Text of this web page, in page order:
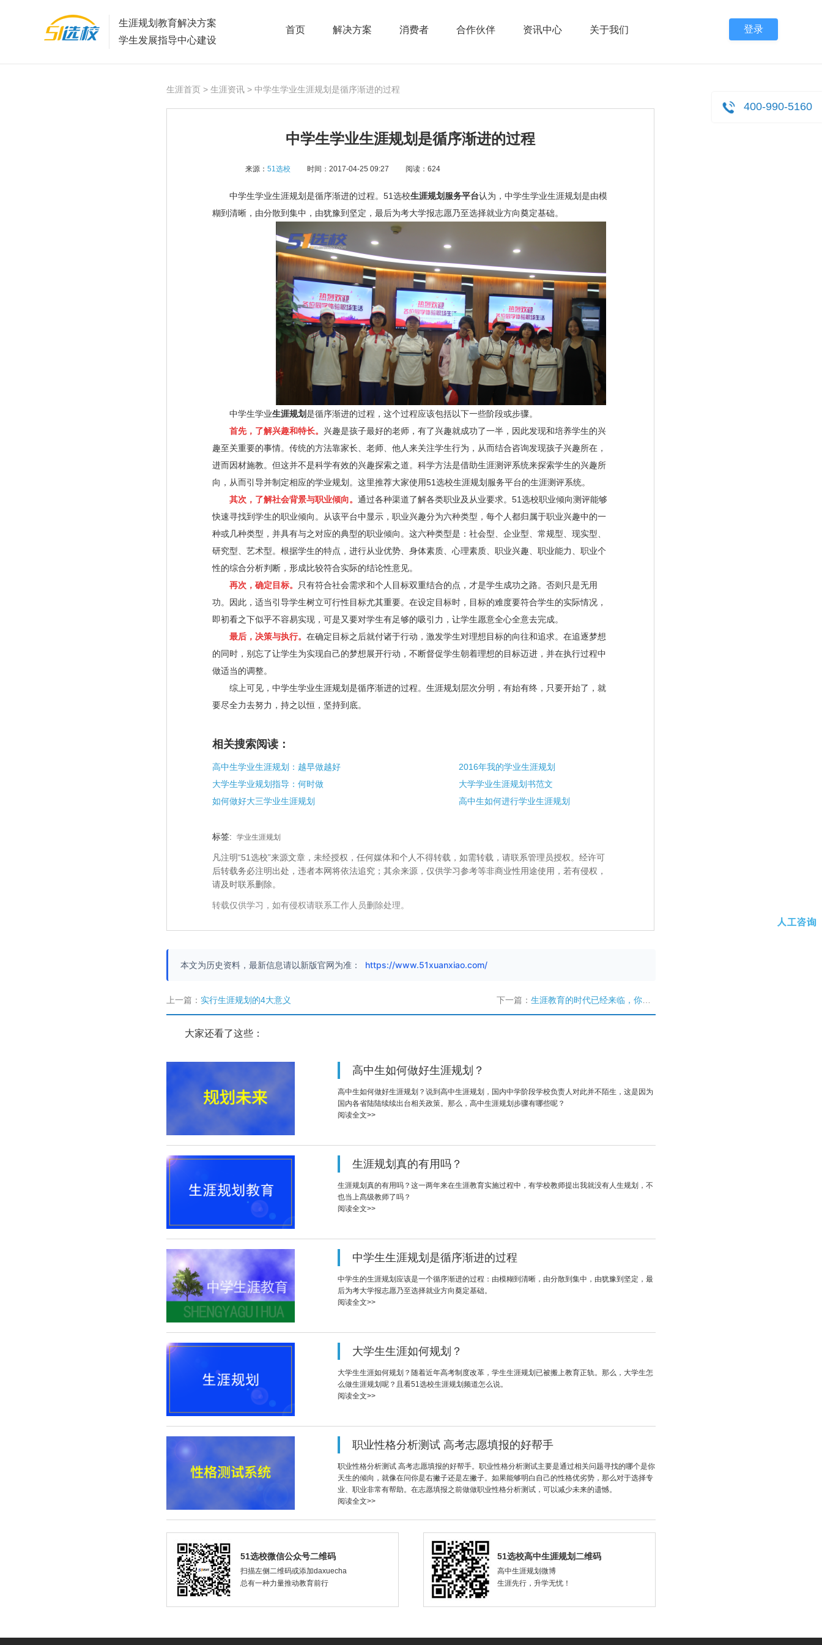
400-990-5160
生涯规划教育解决方案
学生发展指导中心建设
登录
首页 解决方案 消费者 合作伙伴 资讯中心 关于我们
生涯首页 > 生涯资讯 > 中学生学业生涯规划是循序渐进的过程
中学生学业生涯规划是循序渐进的过程
来源： 51选校 时间：2017-04-25 09:27 阅读：624
中学生学业生涯规划是循序渐进的过程。51选校生涯规划服务平台认为，中学生学业生涯规划是由模
糊到清晰，由分散到集中，由犹豫到坚定，最后为考大学报志愿乃至选择就业方向奠定基础。
中学生学业生涯规划是循序渐进的过程， 这个过程应该包括以下一些阶段或步骤。
首先，了解兴趣和特长。 兴趣是孩子最好的老师，有了兴趣就成功了一半，因此发现和培养学生的兴
趣至关重要的事情。传统的方法靠家长、老师、他人来关注学生行为，从而结合咨询发现孩子兴趣所在，
进而因材施教。但这并不是科学有效的兴趣探索之道。科学方法是借助生涯测评系统来探索学生的兴趣所
向，从而引导并制定相应的学业规划。这里推荐大家使用51选校生涯规划服务平台的生涯测评系统。
其次，了解社会背景与职业倾向。 通过各种渠道了解各类职业及从业要求。51选校职业倾向测评能够
快速寻找到学生的职业倾向。从该平台中显示， 职业兴趣分为六种类型，每个人都归属于职业兴趣中的一
种或几种类型，并具有与之对应的典型的职业倾向。这六种类型是：社会型、企业型、常规型、现实型、
研究型、艺术型。根据学生的特点，进行从业优势、身体素质、心理素质、职业兴趣、职业能力、职业个
性的综合分析判断，形成比较符合实际的结论性意见。
再次，确定目标。
只有符合社会需求和个人目标双重结合的点，才是学生成功之路。否则只是无用
功。因此，适当引导学生树立可行性目标尤其重要。在设定目标时，目标的难度要符合学生的实际情况，
即初看之下似乎不容易实现，可是又要对学生有足够的吸引力，让学生愿意全心全意去完成。
最后，决策与执行。 在确定目标之后就付诸于行动，激发学生对理想目标的向往和追求。在追逐梦想
的同时，别忘了让学生为实现自己的梦想展开行动，不断督促学生朝着理想的目标迈进，并在执行过程中
做适当的调整。
综上可见，中学生学业生涯规划是循序渐进的过程。生涯规划层次分明，有始有终，只要开始了，就
要尽全力去努力，持之以恒，坚持到底。
相关搜索阅读：
高中生学业生涯规划：越早做越好
2016年我的学业生涯规划
大学生学业规划指导：何时做
大学学业生涯规划书范文
如何做好大三学业生涯规划
高中生如何进行学业生涯规划
标签: 学业生涯规划
凡注明“51选校”来源文章，未经授权，任何媒体和个人不得转载，如需转载，请联系管理员授权。经许可
后转载务必注明出处，违者本网将依法追究；其余来源，仅供学习参考等非商业性用途使用，若有侵权，
请及时联系删除。
转载仅供学习，如有侵权请联系工作人员删除处理。
本文为历史资料，最新信息请以新版官网为准： https://www.51xuanxiao.com/
上一篇： 实行生涯规划的4大意义 下一篇： 生涯教育的时代已经来临，你准备好了吗？
大家还看了这些：
高中生如何做好生涯规划？
高中生如何做好生涯规划？说到高中生涯规划，国内中学阶段学校负责人对此并不陌生，这是因为
国内各省陆陆续续出台相关政策。那么，高中生涯规划步骤有哪些呢？
阅读全文>>
生涯规划真的有用吗？
生涯规划真的有用吗？这一两年来在生涯教育实施过程中，有学校教师提出我就没有人生规划，不
也当上髙级教师了吗？
阅读全文>>
中学生生涯规划是循序渐进的过程
中学生的生涯规划应该是一个循序渐进的过程：由模糊到清晰，由分散到集中，由犹豫到坚定，最
后为考大学报志愿乃至选择就业方向奠定基础。
阅读全文>>
大学生生涯如何规划？
大学生生涯如何规划？随着近年高考制度改革，学生生涯规划已被搬上教育正轨。那么，大学生怎
么做生涯规划呢？且看51选校生涯规划频道怎么说。
阅读全文>>
职业性格分析测试 高考志愿填报的好帮手
职业性格分析测试 高考志愿填报的好帮手。职业性格分析测试主要是通过相关问题寻找的哪个是你
天生的倾向，就像在问你是右撇子还是左撇子。如果能够明白自己的性格优劣势，那么对于选择专
业、职业非常有帮助。在志愿填报之前做做职业性格分析测试，可以减少未来的遗憾。
阅读全文>>
51选校微信公众号二维码
扫描左侧二维码或添加daxuecha
总有一种力量推动教育前行
51选校高中生涯规划二维码
高中生涯规划微博
生涯先行，升学无忧！